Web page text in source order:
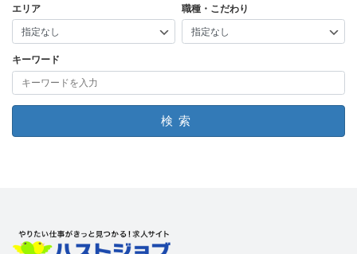
エリア 職種・こだわり
キーワード
検索